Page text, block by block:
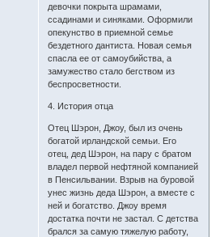
девочки покрыта шрамами,
ссадинами и синяками. Оформили
опекунство в приемной семье
бездетного дантиста. Новая семья
спасла ее от самоубийства, а
замужество стало бегством из
беспросветности.
4. История отца
Отец Шэрон, Джоу, был из очень
богатой ирландской семьи. Его
отец, дед Шэрон, на пару с братом
владел первой нефтяной компанией
в Пенсильвании. Взрыв на буровой
унес жизнь деда Шэрон, а вместе с
ней и богатство. Джоу время
достатка почти не застал. С детства
брался за самую тяжелую работу,